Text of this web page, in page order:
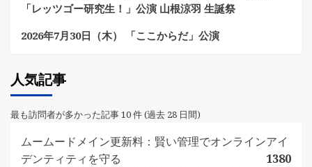
「レッツゴー研究生！」公演 山根涼羽 生誕祭
2026年7月30日（木） 「ここからだ」公演
人気記事
最も訪問者が多かった記事 10 件 (過去 28 日間)
ムームードメイン更新料：賢い管理でオンラインアイ
デンティティを守る
1380